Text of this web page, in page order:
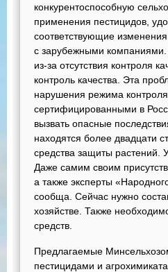
конкурентоспособную
применения пестицидов,
соответствующие изменения
с зарубежными компаниями.
из-за отсутствия контроля
контроль качества. Эта
нарушения режима
сертифицированными в
вызвать опасные
находятся более двадцати
средства защиты растений.
Даже самим своим
а также эксперты
сообща. Сейчас нужно
хозяйстве. Также
средств.
Предлагаемые
пестицидами и